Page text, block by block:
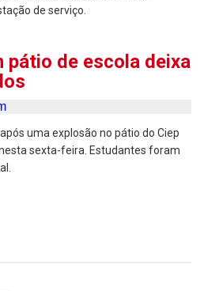
de serviço.
pátio de escola deixa
uma explosão no pátio do Ciep
sexta-feira. Estudantes foram